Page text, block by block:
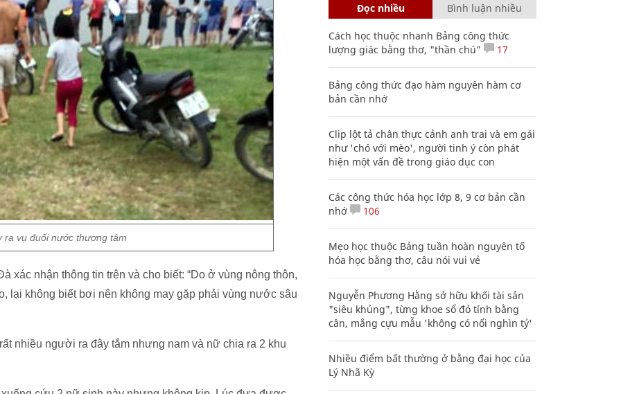
ra vụ đuối nước thương tâm
xác nhận thông tin trên và cho biết: “Do ở vùng nông thôn,
lại không biết bơi nên không may gặp phải vùng nước sâu
nhiều người ra đây tắm nhưng nam và nữ chia ra 2 khu
Đọc nhiều Bình luận nhiều
Cách học thuộc nhanh Bảng công thức
lượng giác bằng thơ, "thần chú"
17
Bảng công thức đạo hàm nguyên hàm cơ
bản cần nhớ
Clip lột tả chân thực cảnh anh trai và em gái
như 'chó với mèo', người tinh ý còn phát
hiện một vấn đề trong giáo dục con
Các công thức hóa học lớp 8, 9 cơ bản cần
nhớ
106
Mẹo học thuộc Bảng tuần hoàn nguyên tố
hóa học bằng thơ, câu nói vui vẻ
Nguyễn Phương Hằng sở hữu khối tài sản
"siêu khủng", từng khoe sổ đỏ tính bằng
cân, mắng cựu mẫu 'không có nổi nghìn tỷ'
Nhiều điểm bất thường ở bằng đại học của
Lý Nhã Kỳ